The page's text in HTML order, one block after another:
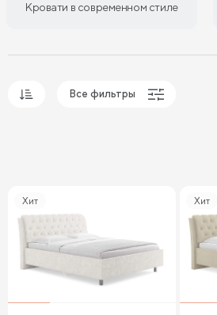
Кровати в современном стиле
Все фильтры
Хит Хит